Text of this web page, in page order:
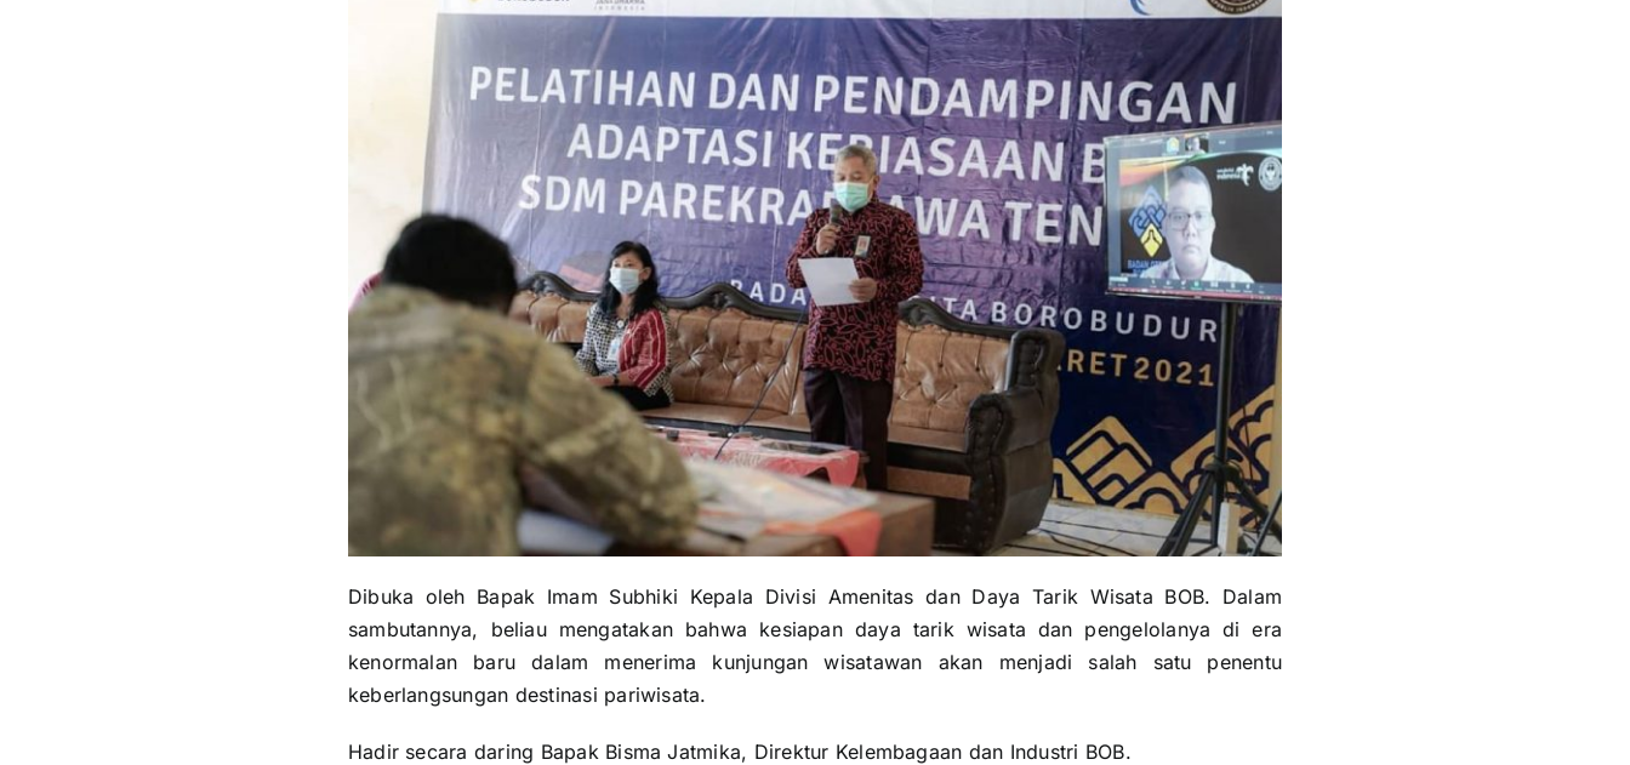
Dibuka oleh Bapak Imam Subhiki Kepala Divisi Amenitas dan Daya Tarik Wisata BOB. Dalam
sambutannya, beliau mengatakan bahwa kesiapan daya tarik wisata dan pengelolanya di era
kenormalan baru dalam menerima kunjungan wisatawan akan menjadi salah satu penentu
keberlangsungan destinasi pariwisata.
Hadir secara daring Bapak Bisma Jatmika, Direktur Kelembagaan dan Industri BOB.